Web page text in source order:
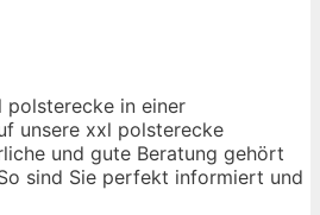
polsterecke in einer
unsere xxl polsterecke
und gute Beratung gehört
sind Sie perfekt informiert und